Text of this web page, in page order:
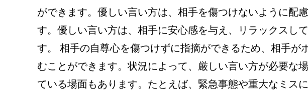
ができます。優しい言い方は、相手を傷つけないように配
す。優しい言い方は、相手に安心感を与え、リラックスし
す。 相手の自尊心を傷つけずに指摘ができるため、相手が
むことができます。状況によって、厳しい言い方が必要な
ている場面もあります。たとえば、緊急事態や重大なミス